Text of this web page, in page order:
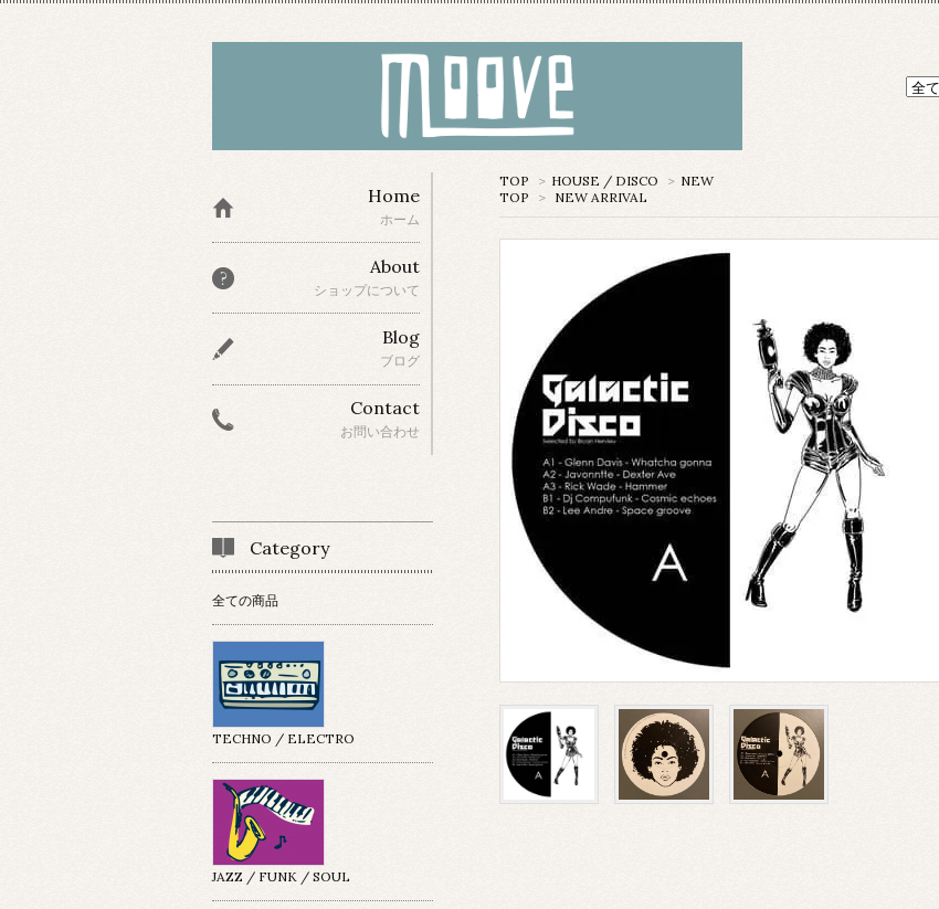
TOP > HOUSE / DISCO > NEW
TOP
> NEW ARRIVAL
Home
ホーム
About
ショップについて
Blog
ブログ
Contact
お問い合わせ
Category
全ての商品
TECHNO / ELECTRO
JAZZ / FUNK / SOUL